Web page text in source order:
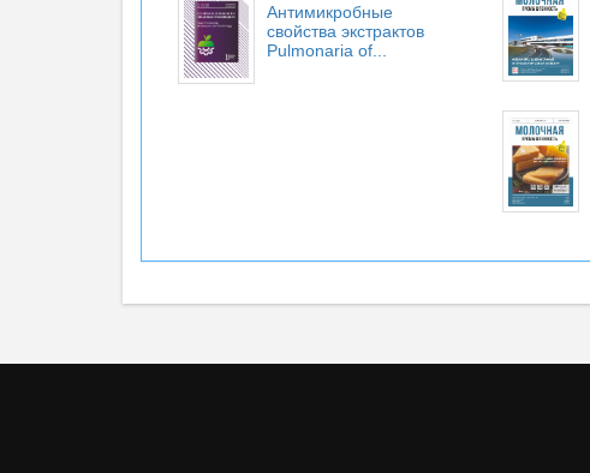
Антимикробные
свойства экстрактов
Pulmonaria of...